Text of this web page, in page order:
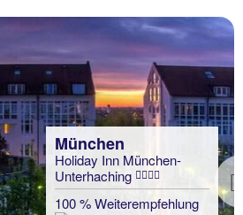
München
Holiday Inn München-
Unterhaching
100 % Weiterempfehlung